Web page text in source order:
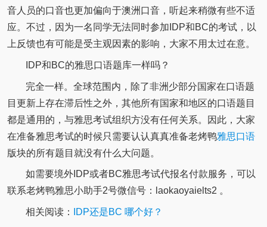
音人员的口音也更加偏向于澳洲口音，听起来稍微有些不适
应。不过，因为一名同学无法同时参加IDP和BC的考试，以
上反馈也有可能是受主观因素的影响，大家不用太过在意。
IDP和BC的雅思口语题库一样吗？
完全一样。全球范围内，除了非洲少部分国家在口语题
目更新上存在滞后性之外，其他所有国家和地区的口语题目
都是通用的，与雅思考试组织方没有任何关系。因此，大家
在准备雅思考试的时候只需要认认真真准备老烤鸭雅思口语
版块的所有题目就没有什么大问题。
如需要境外IDP或者BC雅思考试代报名付款服务，可以
联系老烤鸭雅思小助手2号微信号：laokaoyaielts2 。
相关阅读： IDP还是BC 哪个好？